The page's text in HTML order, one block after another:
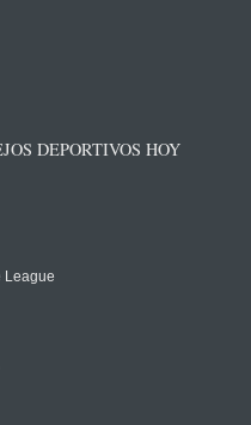
DEPORTIVOS HOY
League